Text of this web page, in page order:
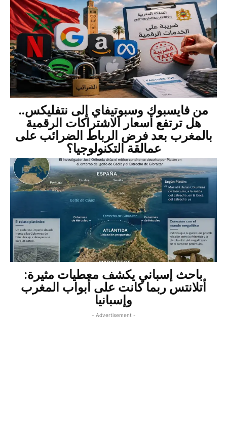
من فايسبوك وسبوتيفاي إلى نتفليكس..
هل ترتفع أسعار الاشتراكات الرقمية
بالمغرب بعد فرض الرباط الضرائب على
عمالقة التكنولوجيا؟
باحث إسباني يكشف معطيات مثيرة:
أتلانتس ربما كانت على أبواب المغرب
وإسبانيا
- Advertisement -